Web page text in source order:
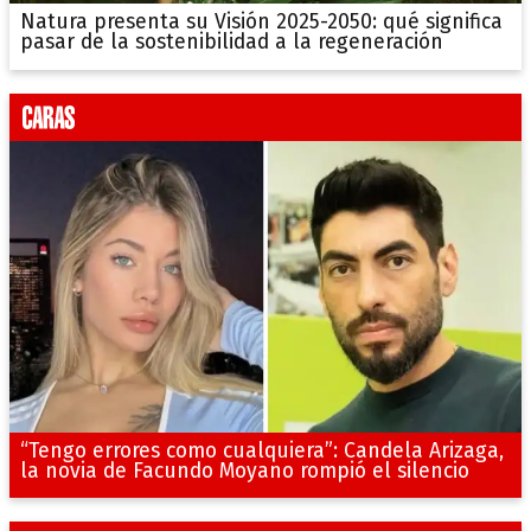
Natura presenta su Visión 2025-2050: qué significa
pasar de la sostenibilidad a la regeneración
“Tengo errores como cualquiera”: Candela Arizaga,
la novia de Facundo Moyano rompió el silencio